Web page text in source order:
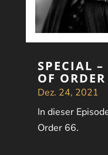
SPECIAL –
OF
Dez. 24, 2021
In dieser
Order 66.